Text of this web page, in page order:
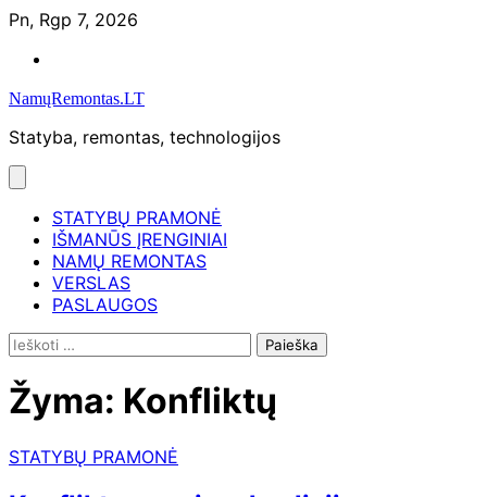
Skip
content
Pn, Rgp 7, 2026
NamųRemontas.LT
Statyba, remontas, technologijos
STATYBŲ PRAMONĖ
IŠMANŪS ĮRENGINIAI
NAMŲ REMONTAS
VERSLAS
PASLAUGOS
Ieškoti:
Žyma: Konfliktų
STATYBŲ PRAMONĖ